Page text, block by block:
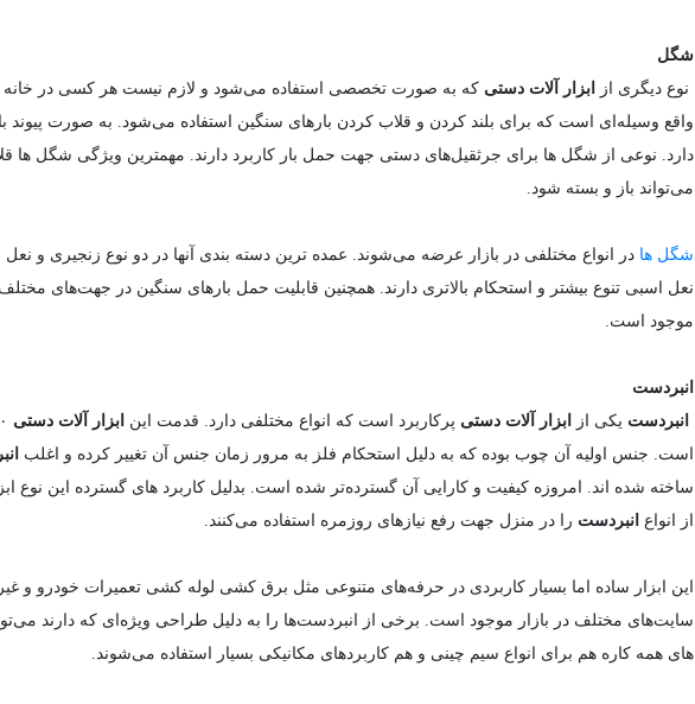
شگل
نوع دیگری از
ابزار آلات دستی که به صورت تخصصی استفاده می‌شود و لازم نیست هر کسی در خانه
واقع وسیله‌ای است که برای بلند کردن و قلاب کردن بارهای سنگین استفاده می‌شود. به صورت پیوند با
دارد. نوعی از شگل ها برای جرثقیل‌های دستی جهت حمل بار کاربرد دارند. مهمترین ویژگی شگل ها
می‌تواند باز و بسته شود.
شگل ها در انواع مختلفی در بازار عرضه می‌شوند. عمده ترین دسته بندی آنها در دو نوع زنجیری و
نعل اسبی تنوع بیشتر و استحکام بالاتری دارند. همچنین قابلیت حمل بارهای سنگین در جهت‌های
موجود است.
انبردست
انبردست یکی از ابزار آلات دستی پرکاربرد است که انواع مختلفی دارد. قدمت این ابزار آلات دستی
است. جنس اولیه آن چوب بوده که به دلیل استحکام فلز به مرور زمان جنس آن تغییر کرده و اغلب
ساخته شده اند. امروزه کیفیت و کارایی آن گسترده‌تر شده است. بدلیل کاربرد های گسترده این نوع
از انواع انبردست را در منزل جهت رفع نیازهای روزمره استفاده می‌کنند.
این ابزار ساده اما بسیار کاربردی در حرفه‌های متنوعی مثل برق کشی لوله کشی تعمیرات خودرو و
سایت‌های مختلف در بازار موجود است. برخی از انبردست‌ها را به دلیل طراحی ویژه‌ای که دارند
های همه کاره هم برای انواع سیم چینی و هم کاربردهای مکانیکی بسیار استفاده می‌شوند.